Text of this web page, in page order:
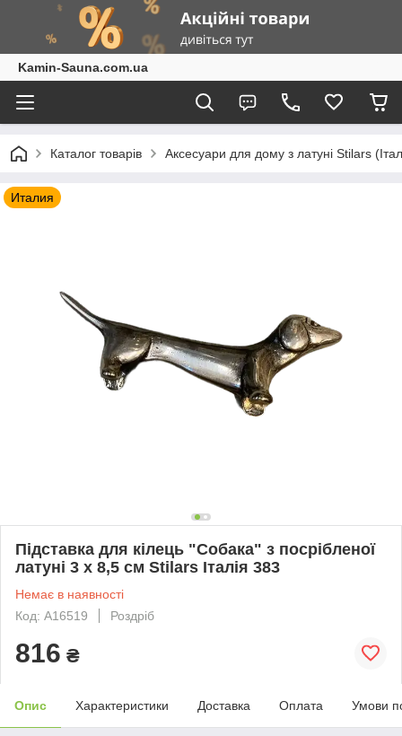
Kamin-Sauna.com.ua
Каталог товарів Аксесуари для дому з латуні Stilars
Италия
Підставка для кілець "Собака" з посрібленої
латуні 3 х 8,5 см Stilars Італія 383
Немає в наявності
Код: А16519
Роздріб
816 ₴
Опис Характеристики Доставка Оплата Умови